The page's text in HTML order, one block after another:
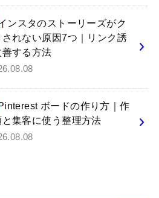
ンスタのストーリーズがク
されない原因7つ｜リンク誘
する方法
ボードの作り方｜作
と集客に使う整理方法